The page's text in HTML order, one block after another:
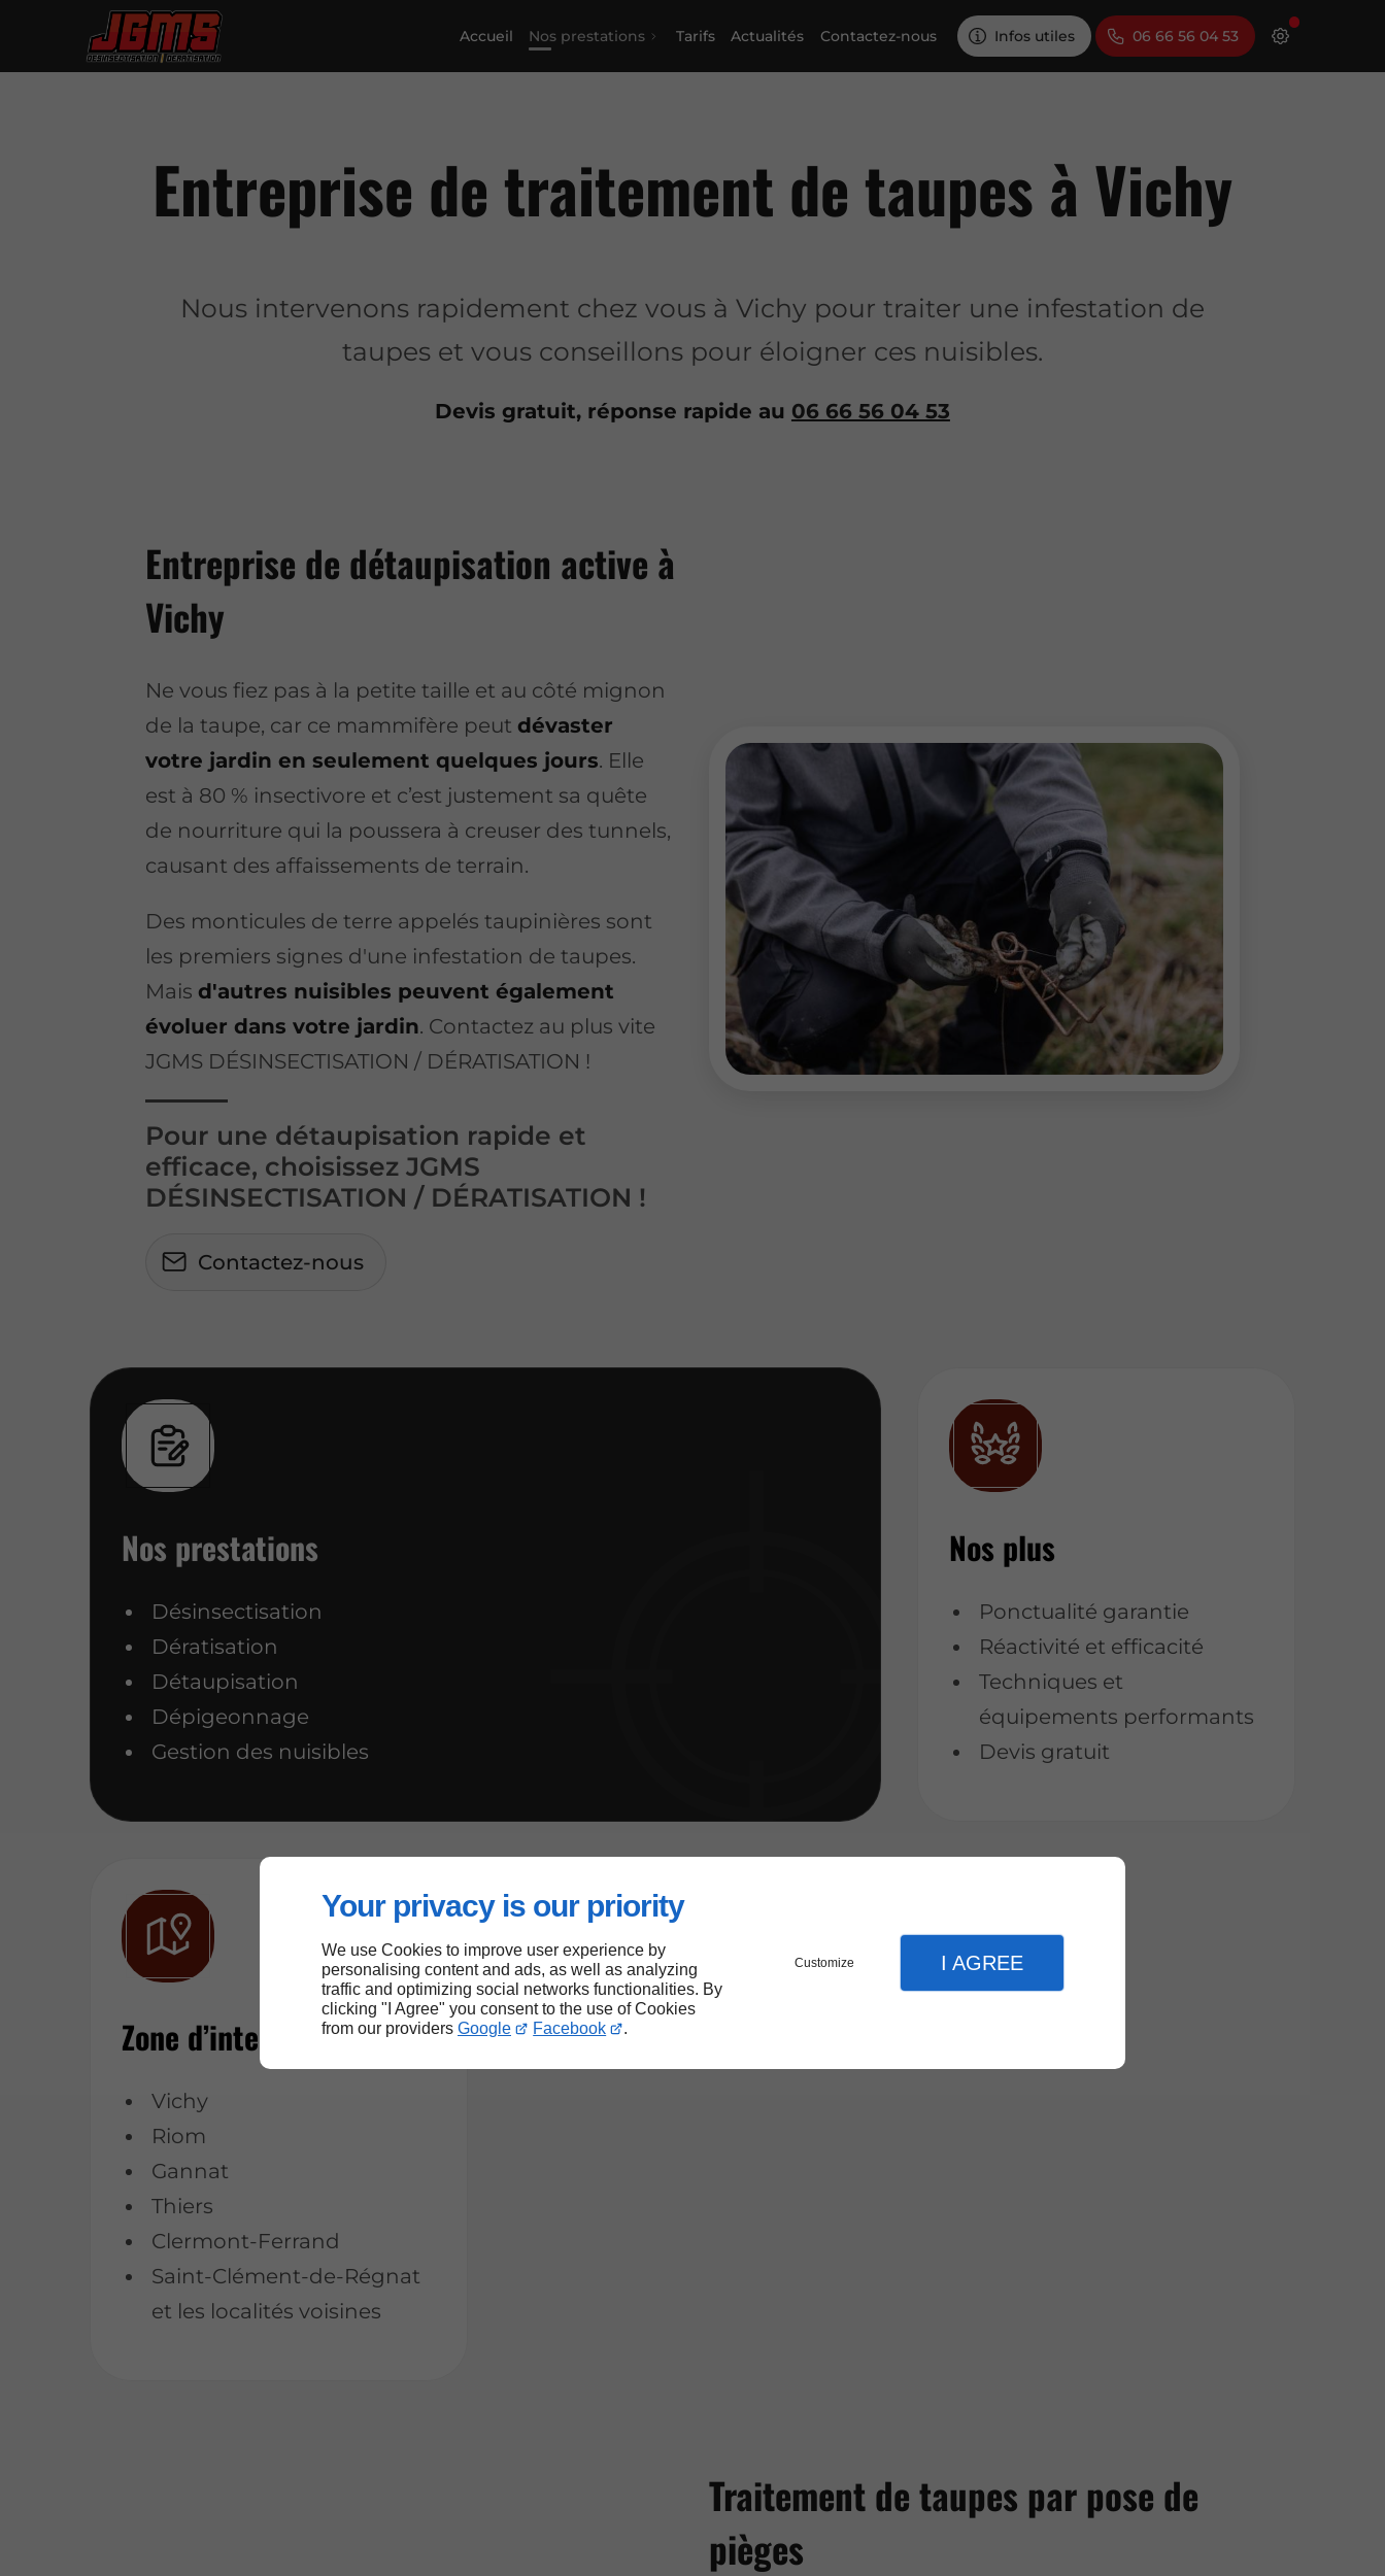
Your privacy is our priority
We use Cookies to improve user experience by
personalising content and ads, as well as analyzing
traffic and optimizing social networks functionalities. By
clicking "I Agree" you consent to the use of Cookies
from our providers Google Facebook .
Customize I AGREE
Accueil Nos prestations Tarifs Actualités Contactez-nous Infos utiles 06 66 56 04 53
Entreprise de traitement de taupes à Vichy
Nous intervenons rapidement chez vous à Vichy pour traiter une infestation de
taupes et vous conseillons pour éloigner ces nuisibles.
Devis gratuit, réponse rapide au 06 66 56 04 53
Entreprise de détaupisation active à
Vichy
Ne vous fiez pas à la petite taille et au côté mignon
de la taupe, car ce mammifère peutdévaster
votre jardin en seulement quelques jours. Elle
est à 80 % insectivore et c’est justement sa quête
de nourriture qui la poussera à creuser des tunnels,
causant des affaissements de terrain.
Des monticules de terre appelés taupinières sont
les premiers signes d'une infestation de taupes.
Maisd'autres nuisibles peuvent également
évoluer dans votre jardin. Contactez au plus vite
JGMS DÉSINSECTISATION / DÉRATISATION !
Pour une détaupisation rapide et
efficace, choisissez JGMS
DÉSINSECTISATION / DÉRATISATION !
Contactez-nous
Nos prestations
Désinsectisation
Dératisation
Détaupisation
Dépigeonnage
Gestion des nuisibles
Nos plus
Ponctualité garantie
Réactivité et efficacité
Techniques et
équipements performants
Devis gratuit
Zone d’intervention
Vichy
Riom
Gannat
Thiers
Clermont-Ferrand
Saint-Clément-de-Régnat
et les localités voisines
Traitement de taupes par pose de
pièges